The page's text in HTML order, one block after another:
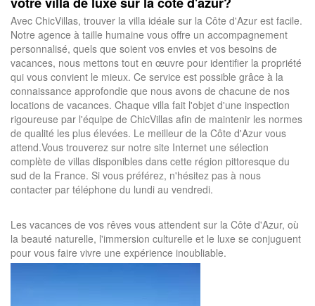
Avec ChicVillas, trouver la villa idéale sur la Côte d'Azur est facile.
Notre agence à taille humaine vous offre un accompagnement
personnalisé, quels que soient vos envies et vos besoins de
vacances, nous mettons tout en œuvre pour identifier la propriété
qui vous convient le mieux. Ce service est possible grâce à la
connaissance approfondie que nous avons de chacune de nos
locations de vacances. Chaque villa fait l'objet d'une inspection
rigoureuse par l'équipe de ChicVillas afin de maintenir les normes
de qualité les plus élevées. Le meilleur de la Côte d'Azur vous
attend.Vous trouverez sur notre site Internet une sélection
complète de villas disponibles dans cette région pittoresque du
sud de la France. Si vous préférez, n'hésitez pas à nous
contacter par téléphone du lundi au vendredi.
Les vacances de vos rêves vous attendent sur la Côte d'Azur, où
la beauté naturelle, l'immersion culturelle et le luxe se conjuguent
pour vous faire vivre une expérience inoubliable.